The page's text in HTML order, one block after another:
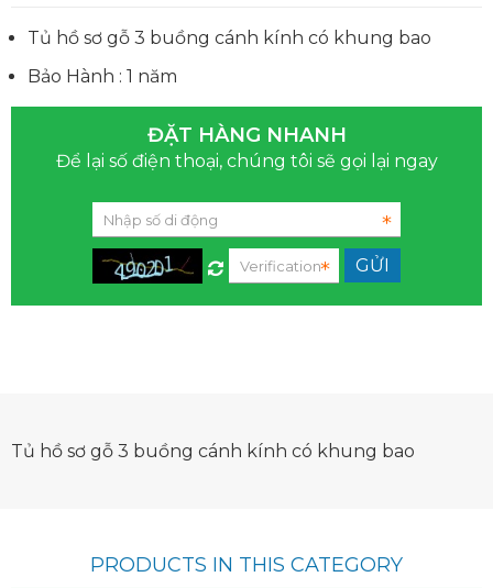
Tủ hồ sơ gỗ 3 buồng cánh kính có khung bao
Bảo Hành : 1 năm
ĐẶT HÀNG NHANH
Để lại số điện thoại, chúng tôi sẽ gọi lại ngay
Tủ hồ sơ gỗ 3 buồng cánh kính có khung bao
PRODUCTS IN THIS CATEGORY